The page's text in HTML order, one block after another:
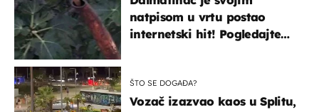
natpisom u vrtu postao
internetski hit! Pogledajte
ŠTO SE DOGAĐA?
Vozač izazvao kaos u Splitu,